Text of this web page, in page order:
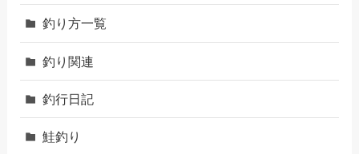
釣り方一覧
釣り関連
釣行日記
鮭釣り